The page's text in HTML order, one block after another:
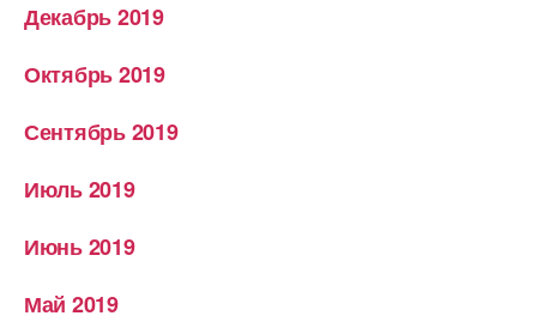
Декабрь 2019
Октябрь 2019
Сентябрь 2019
Июль 2019
Июнь 2019
Май 2019